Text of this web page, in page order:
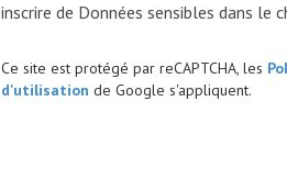
Ce site est protégé par reCAPTCHA, les
d'utilisation de Google s'appliquent.